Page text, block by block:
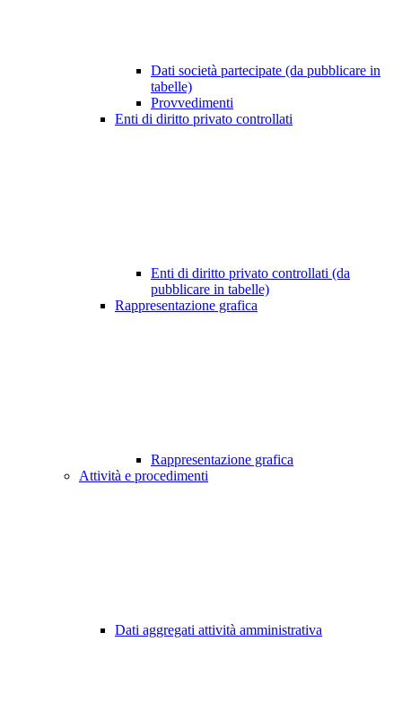
Dati società partecipate (da pubblicare in
tabelle)
Provvedimenti
Enti di diritto privato controllati
Enti di diritto privato controllati (da
pubblicare in tabelle)
Rappresentazione grafica
Rappresentazione grafica
Attività e procedimenti
Dati aggregati attività amministrativa